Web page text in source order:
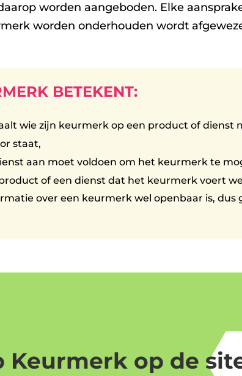
worden aangeboden. Elke
worden onderhouden wordt
BETEKENT:
wie zijn keurmerk op een product of dienst
staat,
aan moet voldoen om het keurmerk te
of een dienst dat het keurmerk voert
over een keurmerk wel openbaar is, dus
Keurmerk op de